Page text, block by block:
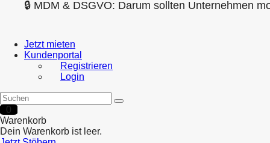
🔒 MDM & DSGVO: Darum sollten Unternehmen
Jetzt mieten
Kundenportal
Registrieren
Login
0
Warenkorb
Dein Warenkorb ist leer.